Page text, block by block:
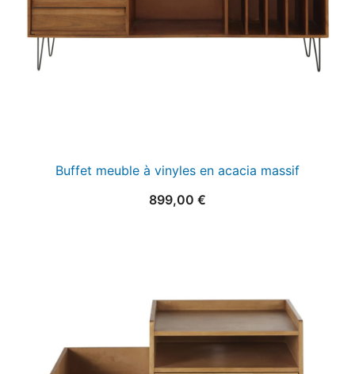
Buffet meuble à vinyles en acacia massif
899,00 €